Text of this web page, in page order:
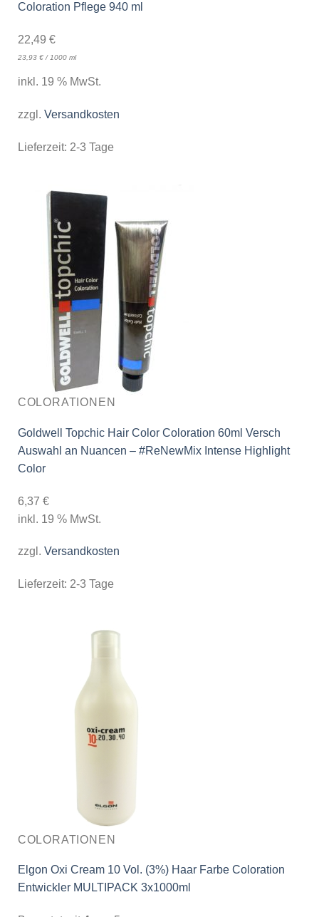
Coloration Pflege 940 ml
22,49 €
23,93 €/ 1000 ml
inkl. 19 % MwSt.
zzgl. Versandkosten
Lieferzeit: 2-3 Tage
COLORATIONEN
Goldwell Topchic Hair Color Coloration 60ml Versch
Auswahl an Nuancen – #ReNewMix Intense Highlight
Color
6,37 €
inkl. 19 % MwSt.
zzgl. Versandkosten
Lieferzeit: 2-3 Tage
COLORATIONEN
Elgon Oxi Cream 10 Vol. (3%) Haar Farbe Coloration
Entwickler MULTIPACK 3x1000ml